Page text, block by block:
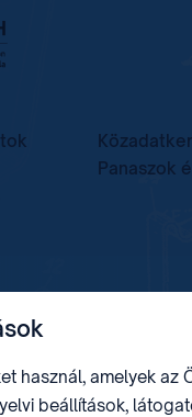
Panaszok
15311746-
HIVATAL
használ, amelyek az
beállítások,